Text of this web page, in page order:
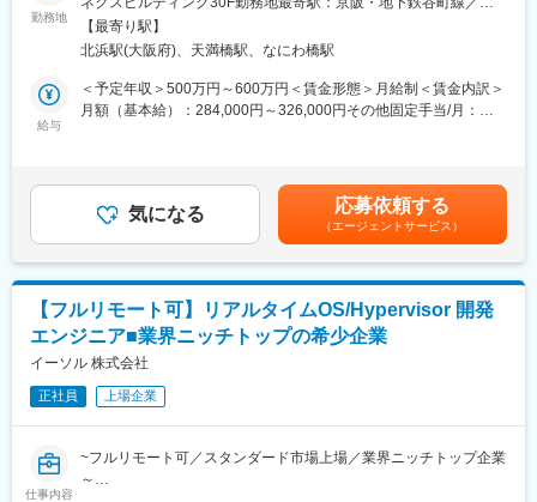
■配属組織：オープンソースソフトウェアの選定とカスタマイズ、
品質基準確認を行っているチームに所属していただきます。チー
ムは7人前後の規模ですが、経験豊富なメンバが多く、選定方法や
が可能です。
業務委託先として、ソニーグループ内の海外の部署と連携してお
り、日常の会議やメールにおいて英語での会話やコミュニケーシ
ョンが必要です。
■就業環境：
【テレワーク比率】
会社方針に沿った範囲内でテレワークを行うことが可能です。
【職場雰囲気】
雑談も含め自由闊達で、上司に対しても物怖じせずに自身の意見
を述べることができる、明るい雰囲気の職場です。
・大手家電メーカーのテレビ向けAndroidアプリケーション開発、
保守
・モジュール間のIF設計、詳細設計、実装、設計レビューなど上
流工程から担当
＜具体的には＞
大手家電メーカーのテレビ向けAndroidアプリケーション開発にお
バージョンアップ対応のための設計変更などを担当していただき
ます。また、今後は車載システム（カーナビ）開発への参画も予
定しています。
■ポジションの魅力：
◎大手家電メーカーの大規模開発案件に携わることができ、小規
◎今後拡大が見込まれる車載分野への参画機会があり、業界特有
の知識やスキルを習得できます。
の幅を広げられます。
◎将来的にはプロジェクトリーダーとしての活躍も期待されてい
勤務地
満橋駅受動喫煙対策：屋内喫煙可能場所あり＜勤務地詳細2＞顧客
先（大阪府）住所：大阪府 受動喫煙対策：屋内全面禁煙
【最寄り駅】
北浜駅(大阪府)、天満橋駅、なにわ橋駅
給与
＜予定年収＞500万円～600万円＜賃金形態＞月給制＜賃金内訳＞
月額（基本給）：284,000円～326,000円その他固定手当/月：
業手当＞有＜給与補足＞※給与は経験・能力により決定します。■
賞与実績：年2回（7月・12月）■昇給：年1回■その他固定手当：
住宅手当賃金はあくまでも目安の金額であり、選考を通じて上下
する可能性があります。月給(月額)は固定手当を含めた表記です。
気になる 応募依頼する
（エージェントサービス）
【フルリモート可】リアルタイムOS/Hypervisor 開発
エンジニア■業界ニッチトップの希少企業
イーソル 株式会社
正社員 上場企業
仕事内容
~フルリモート可／スタンダード市場上場／業界ニッチトップ企業
～